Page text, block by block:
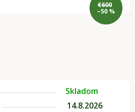
Skladom
14.8.2026
€600
–50 %